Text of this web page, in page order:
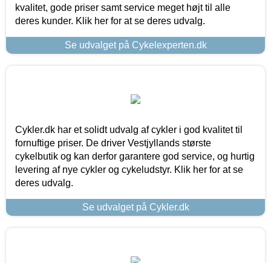
kvalitet, gode priser samt service meget højt til alle
deres kunder. Klik her for at se deres udvalg.
Se udvalget på Cykelexperten.dk
Cykler.dk har et solidt udvalg af cykler i god kvalitet til
fornuftige priser. De driver Vestjyllands største
cykelbutik og kan derfor garantere god service, og hurtig
levering af nye cykler og cykeludstyr. Klik her for at se
deres udvalg.
Se udvalget på Cykler.dk